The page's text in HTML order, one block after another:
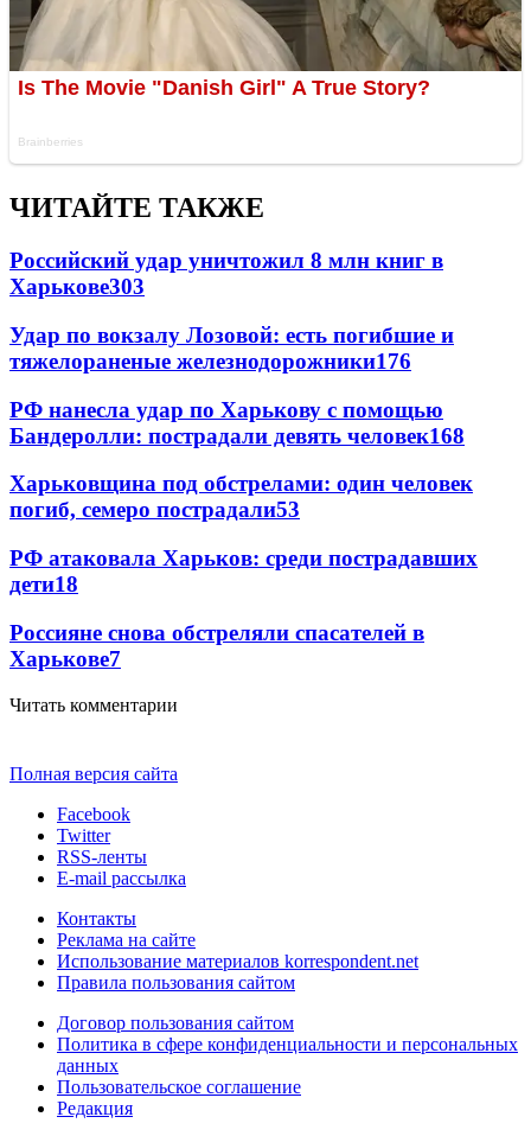
ЧИТАЙТЕ ТАКЖЕ
Российский удар уничтожил 8 млн книг в
Харькове303
Удар по вокзалу Лозовой: есть погибшие и
тяжелораненые железнодорожники176
РФ нанесла удар по Харькову с помощью
Бандеролли: пострадали девять человек168
Харьковщина под обстрелами: один человек
погиб, семеро пострадали53
РФ атаковала Харьков: среди пострадавших
дети18
Россияне снова обстреляли спасателей в
Харькове7
Читать комментарии
Полная версия сайта
Facebook
Twitter
RSS-ленты
E-mail рассылка
Контакты
Реклама на сайте
Использование материалов korrespondent.net
Правила пользования сайтом
Договор пользования сайтом
Политика в сфере конфиденциальности и персональных
данных
Пользовательское соглашение
Редакция